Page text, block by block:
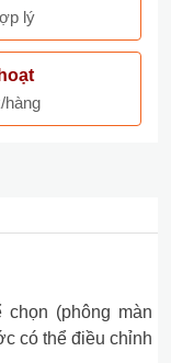
lý
hàng
(phông màn
có thể điều chỉnh